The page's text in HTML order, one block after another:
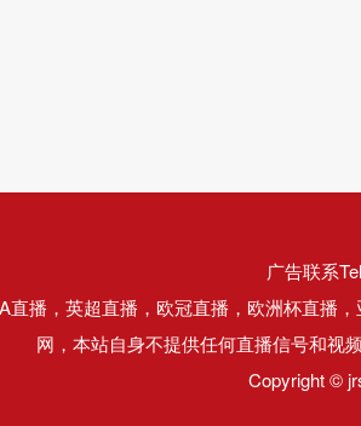
广告联系
播，英超直播，欧冠直播，欧洲杯直播
网，本站自身不提供任何直播信号和视
Copyright ©